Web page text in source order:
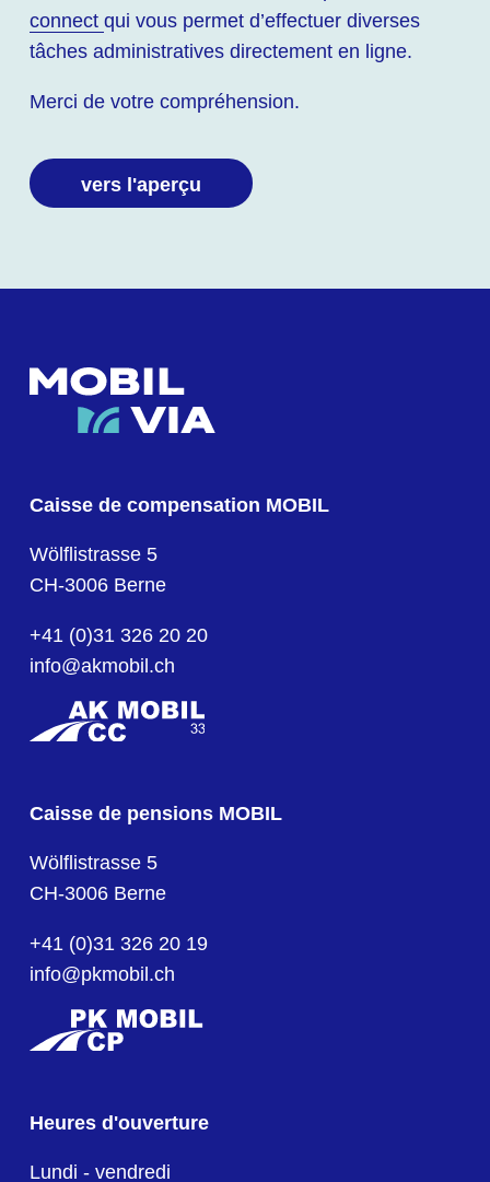
connect qui vous permet d’effectuer diverses
tâches administratives directement en ligne.
Merci de votre compréhension.
vers l'aperçu
Caisse de compensation MOBIL
Wölflistrasse 5
CH-3006 Berne
+41 (0)31 326 20 20
info@akmobil.ch
Caisse de pensions MOBIL
Wölflistrasse 5
CH-3006 Berne
+41 (0)31 326 20 19
info@pkmobil.ch
Heures d'ouverture
Lundi - vendredi